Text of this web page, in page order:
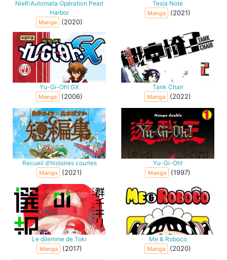
NieR:Automata Opération Pearl
Harbor
Manga (2020)
Tesla Note
Manga (2021)
Yu-Gi-Oh! GX
Manga (2006)
Tank Chair
Manga (2022)
Recueil d'histoires courtes
Manga (2021)
Yu-Gi-Oh!
Manga (1997)
Le dilemme de Toki
Manga (2017)
Me & Roboco
Manga (2020)